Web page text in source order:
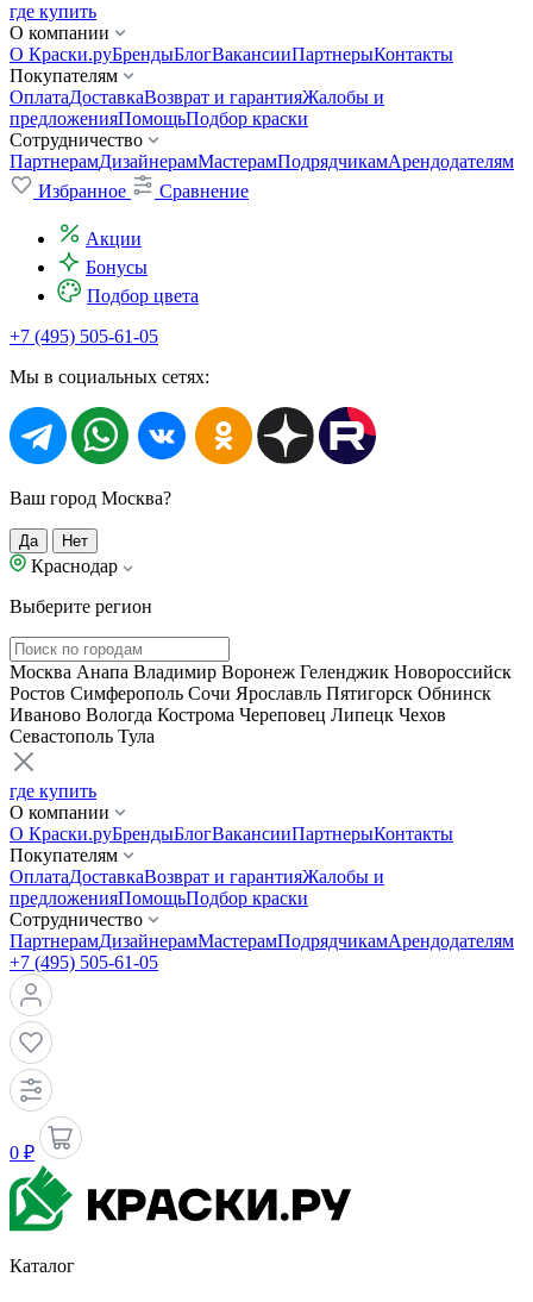
где купить
О компании
О Краски.руБрендыБлогВакансииПартнерыКонтакты
Покупателям
ОплатаДоставкаВозврат и гарантияЖалобы и
предложенияПомощьПодбор краски
Сотрудничество
ПартнерамДизайнерамМастерамПодрядчикамАрендодателям
Избранное
Сравнение
Акции
Бонусы
Подбор цвета
+7 (495) 505-61-05
Мы в социальных сетях:
Ваш город Москва?
Да Нет
Краснодар
Выберите регион
Москва Анапа Владимир Воронеж Геленджик Новороссийск
Ростов Симферополь Сочи Ярославль Пятигорск Обнинск
Иваново Вологда Кострома Череповец Липецк Чехов
Севастополь Тула
где купить
О компании
О Краски.руБрендыБлогВакансииПартнерыКонтакты
Покупателям
ОплатаДоставкаВозврат и гарантияЖалобы и
предложенияПомощьПодбор краски
Сотрудничество
ПартнерамДизайнерамМастерамПодрядчикамАрендодателям
+7 (495) 505-61-05
0 ₽
Каталог